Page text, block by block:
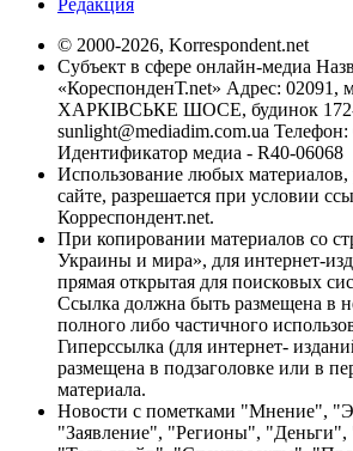
© 2000-2026, Korrespondent.net
Субъект в сфере онлайн-медиа
«КореспонденТ.net» Адрес: 02091,
ХАРКІВСЬКЕ ШОСЕ, будинок 172-
sunlight@mediadim.com.ua Телефон:
Идентификатор медиа - R40-06068
Использование любых
сайте, разрешается при условии
Корреспондент.net.
При копировании материалов со
Украины и мира», для интернет-
прямая открытая для поисковых
Ссылка должна быть размещена в
полного либо частичного
Гиперссылка (для интернет-
размещена в подзаголовке или в
материала.
Новости с пометками "Мнение",
"Заявление", "Регионы",